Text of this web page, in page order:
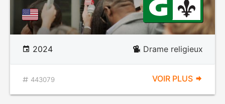
2024 Drame religieux
443079 VOIR PLUS